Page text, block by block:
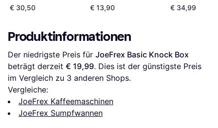
Box Big
€ 30,50
€ 13,90
€ 34,99
Produktinformationen
Der niedrigste Preis für JoeFrex Basic Knock Box
beträgt derzeit € 19,99. Dies ist der günstigste Preis
im Vergleich zu 3 anderen Shops.
Vergleiche:
JoeFrex Kaffeemaschinen
JoeFrex Sumpfwannen